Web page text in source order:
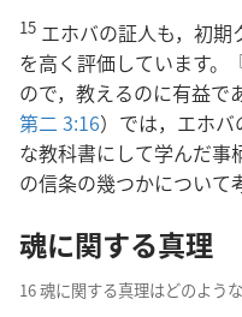
15 エホバの証人も，初
を高く評価しています。
ので，教えるのに有益で
第二 3:16）では，エホ
な教科書にして学んだ事
の信条の幾つかについて
魂に関する真理
16 魂に関する真理はどのよう